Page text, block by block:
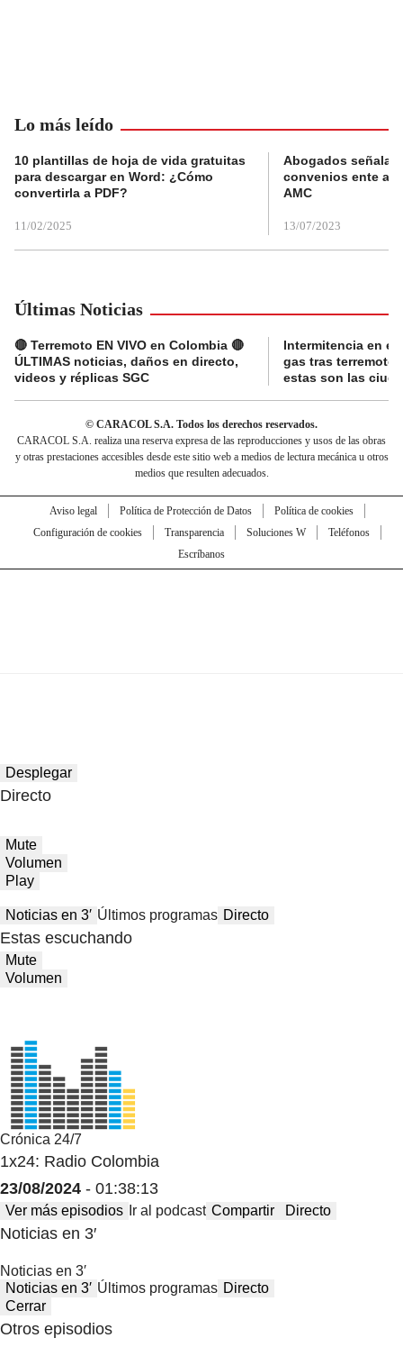
Lo más leído
10 plantillas de hoja de vida gratuitas
para descargar en Word: ¿Cómo
convertirla a PDF?
11/02/2025
Abogados
convenios ente
AMC
13/07/2023
Últimas Noticias
🔴 Terremoto EN VIVO en Colombia 🔴
ÚLTIMAS noticias, daños en directo,
videos y réplicas SGC
Intermitencia en el
gas tras terremoto
estas son las
© CARACOL S.A. Todos los derechos reservados.
CARACOL S.A. realiza una reserva expresa de las reproducciones y usos de las obras
y otras prestaciones accesibles desde este sitio web a medios de lectura mecánica u otros
medios que resulten adecuados.
Aviso legal Política de Protección de Datos
Política de cookies
Configuración de cookies
Transparencia Soluciones W
Teléfonos
Escríbanos
Desplegar
Directo
Mute
Volumen
Play
Noticias en 3′ Últimos programas Directo
Estas escuchando
Mute
Volumen
Crónica 24/7
1x24: Radio Colombia
23/08/2024 - 01:38:13
Ver más episodios Ir al podcast Compartir Directo
Noticias en 3′
Noticias en 3′
Noticias en 3′ Últimos programas Directo
Cerrar
Otros episodios